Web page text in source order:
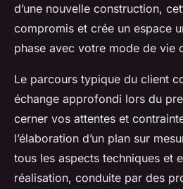
d’une nouvelle construction,
compromis et crée un espace
phase avec votre mode de vie
Le parcours typique du client
échange approfondi lors du
cerner vos attentes et
l’élaboration d’un plan sur
tous les aspects techniques et
réalisation, conduite par des